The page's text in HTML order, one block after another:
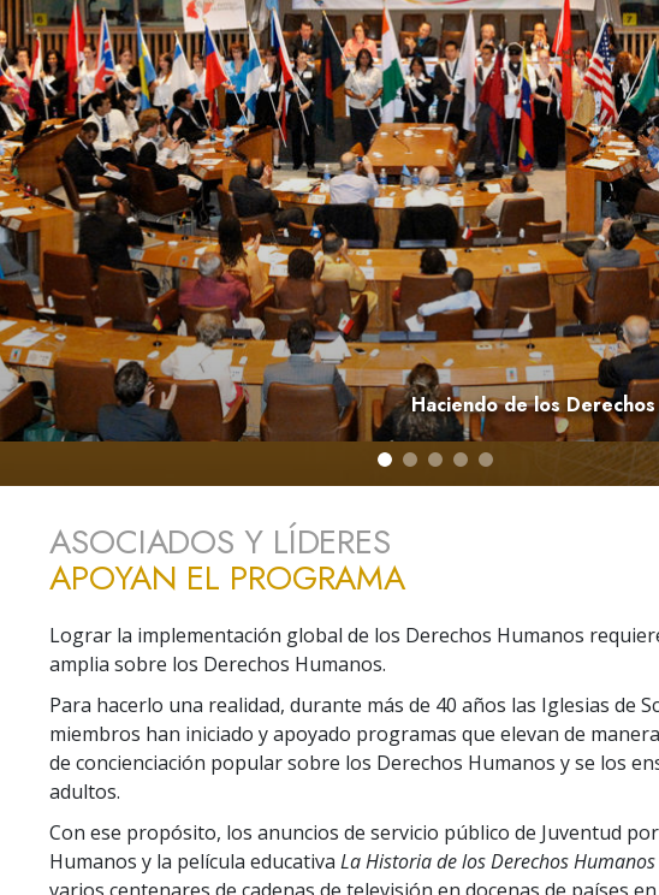
Los Principios Básicos de Scientology
Una Introducción a Dianética
Amor y Odio: ¿Qué es Grandeza?
Llevando Scientology al Mundo Unidos por los
Comisión de
Derechos Humanos
Ministros Voluntarios
Haciendo de los
ASOCIADOS Y LÍDERES
APOYAN EL PROGRAMA
Lograr la implementación global de los Derechos Humanos
amplia sobre los Derechos Humanos.
Para hacerlo una realidad, durante más de 40 años las Iglesias de
miembros han iniciado y apoyado programas que elevan de
de concienciación popular sobre los Derechos Humanos y se los
adultos.
Con ese propósito, los anuncios de servicio público de Juventud
Humanos y la película educativa La Historia de los Derechos Humanos